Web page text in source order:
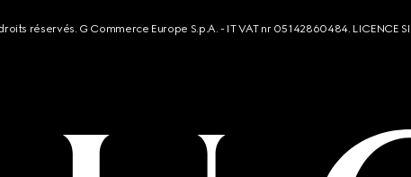
réservés. G Commerce Europe S.p.A. - IT VAT nr 05142860484. LICENCE